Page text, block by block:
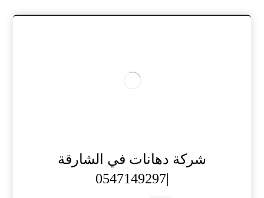
شركة دهانات في الشارقة
|0547149297